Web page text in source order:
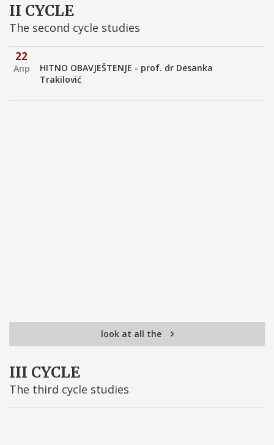
II CYCLE
The second cycle studies
22
Апр
HITNO OBAVJEŠTENJE - prof. dr Desanka
Trakilović
look at all the
III CYCLE
The third cycle studies